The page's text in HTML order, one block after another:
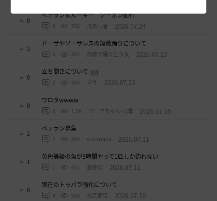
0
ベテラン＆ルーキー クーポン配布
0 766 飛鳥雨音 2026.07.24
3
ドーサやソーサレスの無敵踊りについて
0 842 無敵で踊り狂う女 2026.07.23
0
立ち聞きについて
2 885 マサ 2026.07.23
0
ワロタwwww
0 1.1K ジークちゃん-日本 2026.07.15
2
ベテラン募集
2 884 sunanana 2026.07.11
1
黄色等級の魚が3時間やって1匹しか釣れない
1 971 倉庫の 2026.07.11
0
現在のトゥバラ強化について
4 939 福音使徒 2026.07.10